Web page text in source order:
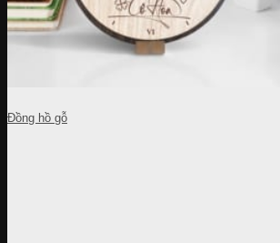
Đồng hồ gỗ